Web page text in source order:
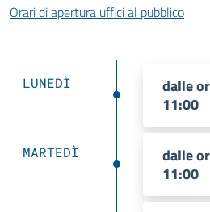
Orari di apertura uffici al pubblico
LUNEDÌ
dalle
11:00
MARTEDÌ
dalle
11:00